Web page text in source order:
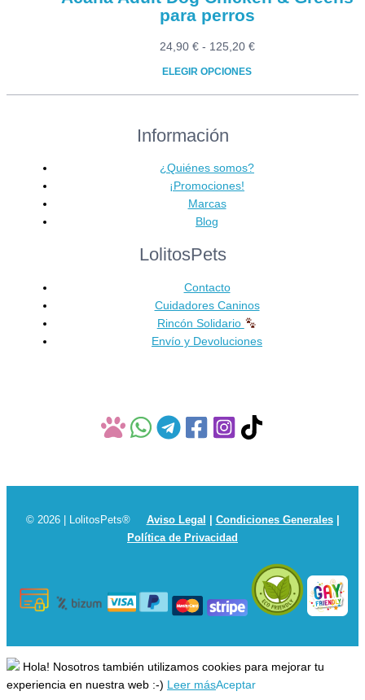
para perros
24,90 € - 125,20 €Rango
ELEGIR OPCIONES
Este
tiene
variantes.
Las
opciones
se
elegir
la
página
de
producto
Información
¿Quiénes somos?
¡Promociones!
Marcas
Blog
LolitosPets
Contacto
Cuidadores Caninos
Rincón Solidario
Envío y Devoluciones
© 2026 | LolitosPets® Aviso Legal | Condiciones Generales|
Política de Privacidad
Hola! Nosotros también utilizamos cookies para mejorar tu
experiencia en nuestra web :-) Leer másAceptar